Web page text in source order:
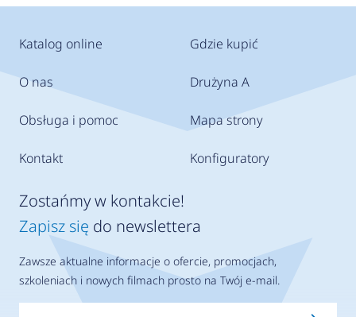
Katalog online
O nas
Obsługa i pomoc
Kontakt
Gdzie kupić
Drużyna A
Mapa strony
Konfiguratory
Zostańmy w kontakcie!
Zapisz się do newslettera
Zawsze aktualne informacje o ofercie, promocjach,
szkoleniach i nowych filmach prosto na Twój e-mail.